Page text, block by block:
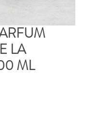
LA
ML